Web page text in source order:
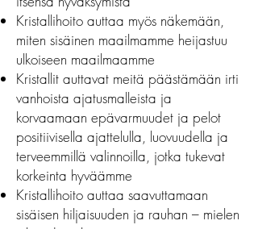
Kristallihoito auttaa myös näkemään,
miten sisäinen maailmamme heijastuu
ulkoiseen maailmaamme
Kristallit auttavat meitä päästämään irti
vanhoista ajatusmalleista ja
korvaamaan epävarmuudet ja pelot
positiivisella ajattelulla, luovuudella ja
terveemmillä valinnoilla, jotka tukevat
korkeinta hyväämme
Kristallihoito auttaa saavuttamaan
sisäisen hiljaisuuden ja rauhan – mielen